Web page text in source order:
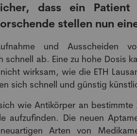
dass ein Patient
stellen nun
und Ausscheiden
schnell ab. Eine zu hohe Dosis
wirksam, wie die ETH
sich schnell und günstig
wie Antikörper an
aufzufinden. Die neuen
Arten von